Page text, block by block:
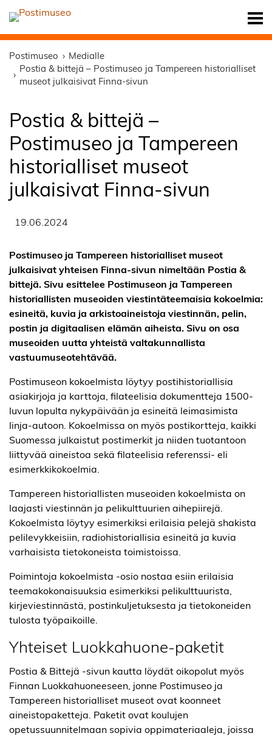
Postimuseo
Medialle
Postia & bittejä – Postimuseo ja Tampereen historialliset
museot julkaisivat Finna-sivun
Postia & bittejä –
Postimuseo ja Tampereen
historialliset museot
julkaisivat Finna-sivun
19.06.2024
Postimuseo ja Tampereen historialliset museot
julkaisivat yhteisen Finna-sivun nimeltään Postia &
bittejä. Sivu esittelee Postimuseon ja Tampereen
historiallisten museoiden viestintäteemaisia kokoelmia:
esineitä, kuvia ja arkistoaineistoja viestinnän, pelin,
postin ja digitaalisen elämän aiheista. Sivu on osa
museoiden uutta yhteistä valtakunnallista
vastuumuseotehtävää.
Postimuseon kokoelmista löytyy postihistoriallisia
asiakirjoja ja karttoja, filateelisia dokumentteja 1500-
luvun lopulta nykypäivään ja esineitä leimasimista
linja-autoon. Kokoelmissa on myös postikortteja, kaikki
Suomessa julkaistut postimerkit ja niiden tuotantoon
liittyvää aineistoa sekä filateelisia referenssi- eli
esimerkkikokoelmia.
Tampereen historiallisten museoiden kokoelmista on
laajasti viestinnän ja pelikulttuurien aihepiirejä.
Kokoelmista löytyy esimerkiksi erilaisia pelejä shakista
pelilevykkeisiin, radiohistoriallisia esineitä ja kuvia
varhaisista tietokoneista toimistoissa.
Poimintoja kokoelmista -osio nostaa esiin erilaisia
teemakokonaisuuksia esimerkiksi pelikulttuurista,
kirjeviestinnästä, postinkuljetuksesta ja tietokoneiden
tulosta työpaikoille.
Yhteiset Luokkahuone-paketit
Postia & Bittejä -sivun kautta löydät oikopolut myös
Finnan Luokkahuoneeseen, jonne Postimuseo ja
Tampereen historialliset museot ovat koonneet
aineistopaketteja. Paketit ovat koulujen
opetussuunnitelmaan sopivia oppimateriaaleja, joissa